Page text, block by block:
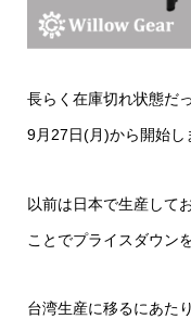
長らく在庫切れ状態だ
9月27日(月)から開始し
以前は日本で生産して
ことでプライスダウン
台湾生産に移るにあた